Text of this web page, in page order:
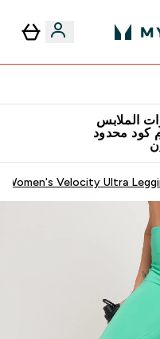
الملابس
Women's Velocity Ultra